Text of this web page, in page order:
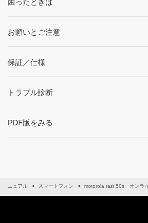
お願いとご注意
保証／仕様
トラブル診断
PDF版をみる
マニュアル スマートフォン motorola razr 50s オンラ